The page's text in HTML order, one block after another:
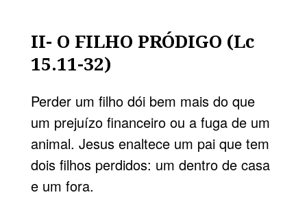
II- O FILHO PRÓDIGO (Lc
15.11-32)
Perder um filho dói bem mais do que
um prejuízo financeiro ou a fuga de um
animal. Jesus enaltece um pai que tem
dois filhos perdidos: um dentro de casa
e um fora.